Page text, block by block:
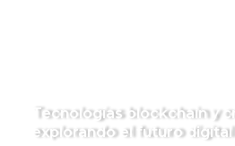
Tecnologías blockchain y
explorando el futuro digital